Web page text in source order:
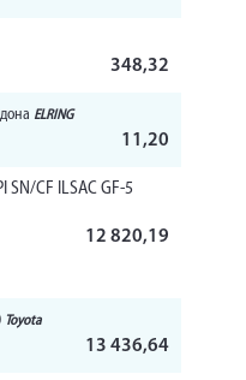
348,32
ELRING
11,20
CF ILSAC GF-5
12 820,19
Toyota
13 436,64